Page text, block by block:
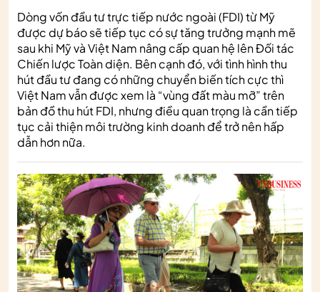
Dòng vốn đầu tư trực tiếp nước ngoài (FDI) từ Mỹ
được dự báo sẽ tiếp tục có sự tăng trưởng mạnh mẽ
sau khi Mỹ và Việt Nam nâng cấp quan hệ lên Đối tác
Chiến lược Toàn diện. Bên cạnh đó, với tình hình thu
hút đầu tư đang có những chuyển biến tích cực thì
Việt Nam vẫn được xem là “vùng đất màu mỡ” trên
bản đồ thu hút FDI, nhưng điều quan trọng là cần tiếp
tục cải thiện môi trường kinh doanh để trở nên hấp
dẫn hơn nữa.